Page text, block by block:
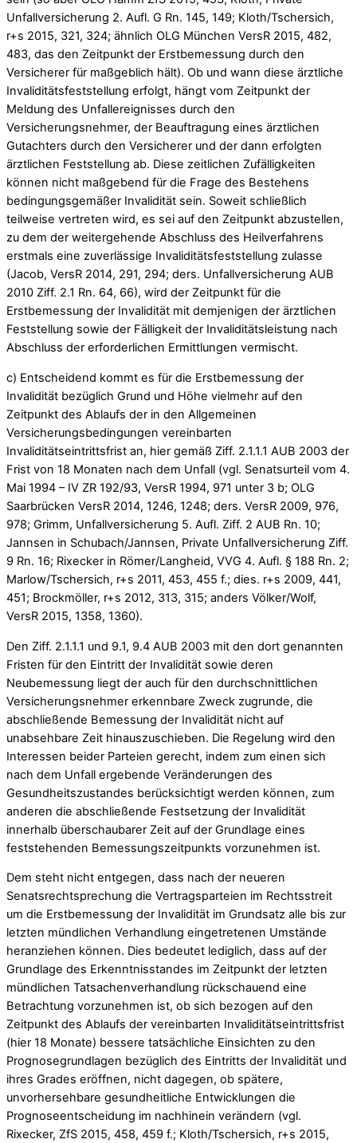
Unfallversicherung 2. Aufl. G Rn. 145, 149; Kloth/Tschersich,
r+s 2015, 321, 324; ähnlich OLG München VersR 2015, 482,
483, das den Zeitpunkt der Erstbemessung durch den
Versicherer für maßgeblich hält). Ob und wann diese ärztliche
Invaliditätsfeststellung erfolgt, hängt vom Zeitpunkt der
Meldung des Unfallereignisses durch den
Versicherungsnehmer, der Beauftragung eines ärztlichen
Gutachters durch den Versicherer und der dann erfolgten
ärztlichen Feststellung ab. Diese zeitlichen Zufälligkeiten
können nicht maßgebend für die Frage des Bestehens
bedingungsgemäßer Invalidität sein. Soweit schließlich
teilweise vertreten wird, es sei auf den Zeitpunkt abzustellen,
zu dem der weitergehende Abschluss des Heilverfahrens
erstmals eine zuverlässige Invaliditätsfeststellung zulasse
(Jacob, VersR 2014, 291, 294; ders. Unfallversicherung AUB
2010 Ziff. 2.1 Rn. 64, 66), wird der Zeitpunkt für die
Erstbemessung der Invalidität mit demjenigen der ärztlichen
Feststellung sowie der Fälligkeit der Invaliditätsleistung nach
Abschluss der erforderlichen Ermittlungen vermischt.
c) Entscheidend kommt es für die Erstbemessung der
Invalidität bezüglich Grund und Höhe vielmehr auf den
Zeitpunkt des Ablaufs der in den Allgemeinen
Versicherungsbedingungen vereinbarten
Invaliditätseintrittsfrist an, hier gemäß Ziff. 2.1.1.1 AUB 2003 der
Frist von 18 Monaten nach dem Unfall (vgl. Senatsurteil vom 4.
Mai 1994 – IV ZR 192/93, VersR 1994, 971 unter 3 b; OLG
Saarbrücken VersR 2014, 1246, 1248; ders. VersR 2009, 976,
978; Grimm, Unfallversicherung 5. Aufl. Ziff. 2 AUB Rn. 10;
Jannsen in Schubach/Jannsen, Private Unfallversicherung Ziff.
9 Rn. 16; Rixecker in Römer/Langheid, VVG 4. Aufl. § 188 Rn. 2;
Marlow/Tschersich, r+s 2011, 453, 455 f.; dies. r+s 2009, 441,
451; Brockmöller, r+s 2012, 313, 315; anders Völker/Wolf,
VersR 2015, 1358, 1360).
Den Ziff. 2.1.1.1 und 9.1, 9.4 AUB 2003 mit den dort genannten
Fristen für den Eintritt der Invalidität sowie deren
Neubemessung liegt der auch für den durchschnittlichen
Versicherungsnehmer erkennbare Zweck zugrunde, die
abschließende Bemessung der Invalidität nicht auf
unabsehbare Zeit hinauszuschieben. Die Regelung wird den
Interessen beider Parteien gerecht, indem zum einen sich
nach dem Unfall ergebende Veränderungen des
Gesundheitszustandes berücksichtigt werden können, zum
anderen die abschließende Festsetzung der Invalidität
innerhalb überschaubarer Zeit auf der Grundlage eines
feststehenden Bemessungszeitpunkts vorzunehmen ist.
Dem steht nicht entgegen, dass nach der neueren
Senatsrechtsprechung die Vertragsparteien im Rechtsstreit
um die Erstbemessung der Invalidität im Grundsatz alle bis zur
letzten mündlichen Verhandlung eingetretenen Umstände
heranziehen können. Dies bedeutet lediglich, dass auf der
Grundlage des Erkenntnisstandes im Zeitpunkt der letzten
mündlichen Tatsachenverhandlung rückschauend eine
Betrachtung vorzunehmen ist, ob sich bezogen auf den
Zeitpunkt des Ablaufs der vereinbarten Invaliditätseintrittsfrist
(hier 18 Monate) bessere tatsächliche Einsichten zu den
Prognosegrundlagen bezüglich des Eintritts der Invalidität und
ihres Grades eröffnen, nicht dagegen, ob spätere,
unvorhersehbare gesundheitliche Entwicklungen die
Prognoseentscheidung im nachhinein verändern (vgl.
Rixecker, ZfS 2015, 458, 459 f.; Kloth/Tschersich, r+s 2015,